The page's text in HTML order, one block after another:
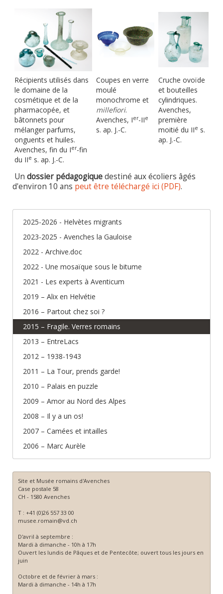
Récipients utilisés dans
le domaine de la
cosmétique et de la
pharmacopée, et
bâtonnets pour
mélanger parfums,
onguents et huiles.
Avenches, fin du Ier-fin
du IIe s. ap. J.-C.
Coupes en verre
moulé
monochrome et
millefiori.
Avenches, Ier-IIe
s. ap. J.-C.
Cruche ovoïde
et bouteilles
cylindriques.
Avenches,
première
moitié du IIe s.
ap. J.-C.
Un dossier pédagogiquedestiné aux écoliers âgés
d'environ 10 ans peut être téléchargé ici (PDF).
2025-2026 - Helvètes migrants
2023-2025 - Avenches la Gauloise
2022 - Archive.doc
2022 - Une mosaïque sous le bitume
2021 - Les experts à Aventicum
2019 – Alix en Helvétie
2016 – Partout chez soi ?
2015 – Fragile. Verres romains
2013 – EntreLacs
2012 – 1938-1943
2011 – La Tour, prends garde!
2010 – Palais en puzzle
2009 – Amor au Nord des Alpes
2008 – Il y a un os!
2007 – Camées et intailles
2006 – Marc Aurèle
Site et Musée romains d'Avenches
Case postale 58
CH - 1580 Avenches
T : +41 (0)26 557 33 00
musee.romain@vd.ch
D'avril à septembre :
Mardi à dimanche - 10h à 17h
Ouvert les lundis de Pâques et de Pentecôte; ouvert tous les jours en
juin
Octobre et de février à mars :
Mardi à dimanche - 14h à 17h